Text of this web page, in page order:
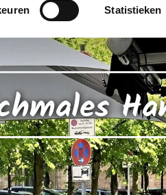
informatie, zie onze
informatie:
Statistieken